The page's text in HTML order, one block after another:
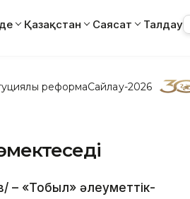
Қазақстан Саясат Талдау
реформаСайлау-2026
– «Тобыл» әлеуметтік-